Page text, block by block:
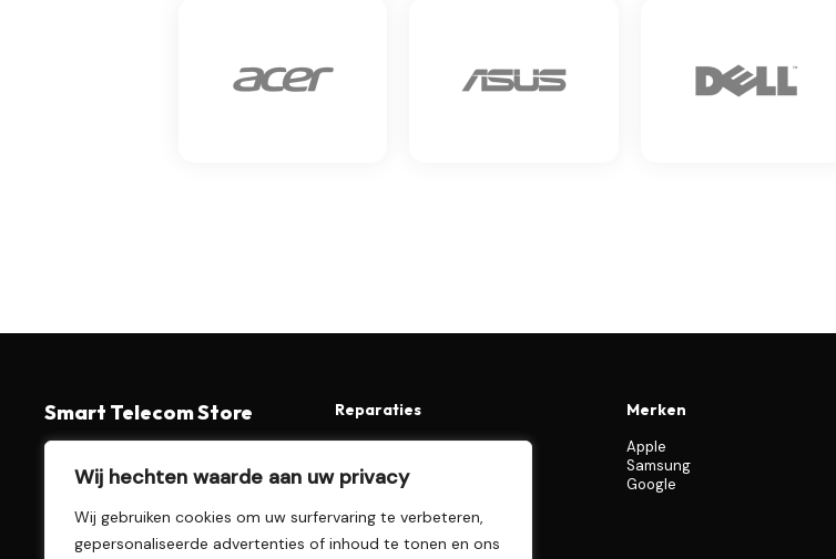
Wij hechten waarde aan uw privacy
Wij gebruiken cookies om uw surfervaring te verbeteren,
gepersonaliseerde advertenties of inhoud te tonen en ons
Smart Telecom Store
Dé reparatie specialist van Alphen
aan den Rijn. Snel, betrouwbaar en
📞 0172-601862
Reparaties
Telefoon reparatie
Laptop reparatie
Tablet reparatie
Console reparatie
Merken
Apple
Samsung
Google